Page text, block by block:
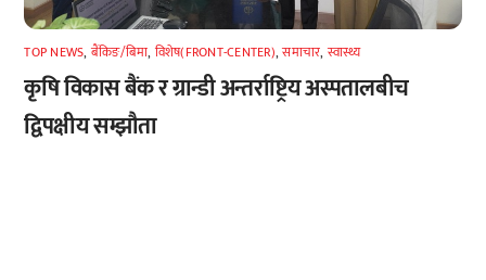
TOP NEWS, बैंकिङ/बिमा, विशेष(FRONT-CENTER),समाचार, स्वास्थ्य
कृषि विकास बैंक र ग्रान्डी अन्तर्राष्ट्रिय अस्पतालबीच
द्विपक्षीय सम्झौता